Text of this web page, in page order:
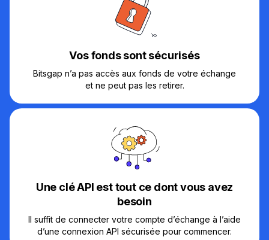
Vos fonds sont sécurisés
Bitsgap n’a pas accès aux fonds de votre échange
et ne peut pas les retirer.
Une clé API est tout ce dont vous avez
besoin
Il suffit de connecter votre compte d’échange à l’aide
d’une connexion API sécurisée pour commencer.